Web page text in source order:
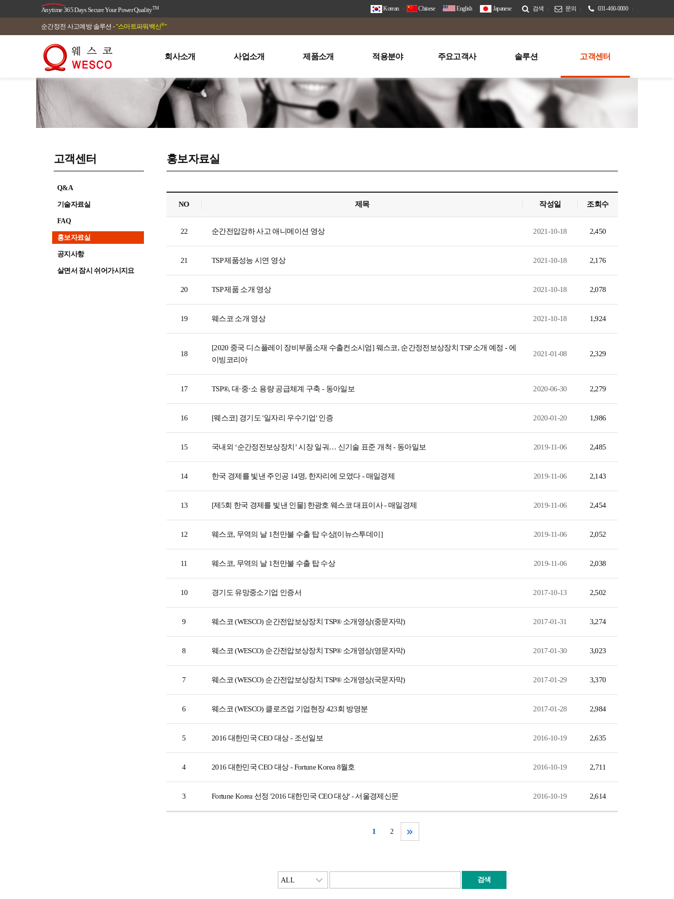
Anytime 365 Days Secure Your Power QualityTM Korean Chinese English Japanese 검색 문의 031-460-0000
순간정전 사고예방 솔루션 - "스마트파워백신®"
회사소개 사업소개 제품소개 적용분야 주요고객사 솔루션 고객센터
고객센터
Q&A
기술자료실
FAQ
홍보자료실
공지사항
살면서 잠시 쉬어가시지요
홍보자료실
NO 제목 작성일 조회수
22 순간전압강하 사고 애니메이션 영상 2021-10-18 2,450
21 TSP 제품성능 시연 영상 2021-10-18 2,176
20 TSP 제품 소개 영상 2021-10-18 2,078
19 웨스코 소개 영상 2021-10-18 1,924
18
[2020 중국 디스플레이 장비부품소재 수출컨소시엄] 웨스코, 순간정전보상장치 TSP 소개 예정 - 에
이빙코리아
2021-01-08 2,329
17 TSP®, 대·중·소 용량 공급체계 구축 - 동아일보 2020-06-30 2,279
16 [웨스코] 경기도 '일자리 우수기업' 인증 2020-01-20 1,986
15 국내외 ‘순간정전보상장치’ 시장 일궈… 신기술 표준 개척 - 동아일보 2019-11-06 2,485
14 한국 경제를 빛낸 주인공 14명, 한자리에 모였다 - 매일경제 2019-11-06 2,143
13 [제5회 한국 경제를 빛낸 인물] 한광호 웨스코 대표이사 - 매일경제 2019-11-06 2,454
12 웨스코, 무역의 날 1천만불 수출 탑 수상[이뉴스투데이] 2019-11-06 2,052
11 웨스코, 무역의 날 1천만불 수출 탑 수상 2019-11-06 2,038
10 경기도 유망중소기업 인증서 2017-10-13 2,502
9 웨스코 (WESCO) 순간전압보상장치 TSP® 소개영상(중문자막) 2017-01-31 3,274
8 웨스코 (WESCO) 순간전압보상장치 TSP® 소개영상(영문자막) 2017-01-30 3,023
7 웨스코 (WESCO) 순간전압보상장치 TSP® 소개영상(국문자막) 2017-01-29 3,370
6 웨스코 (WESCO) 클로즈업 기업현장 423회 방영분 2017-01-28 2,984
5 2016 대한민국 CEO 대상 - 조선일보 2016-10-19 2,635
4 2016 대한민국 CEO 대상 - Fortune Korea 8월호 2016-10-19 2,711
3 Fortune Korea 선정 '2016 대한민국 CEO 대상' - 서울경제신문 2016-10-19 2,614
1 2
검색